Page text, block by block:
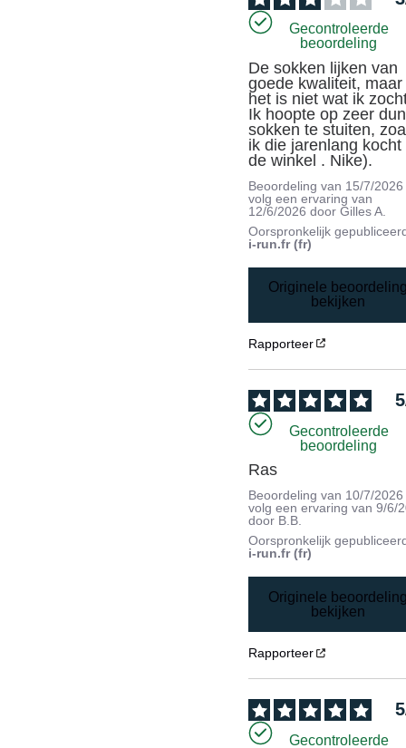
Gecontroleerde
beoordeling
De sokken lijken van
goede kwaliteit, maar
het is niet wat ik
Ik hoopte op zeer
sokken te stuiten,
ik die jarenlang kocht
de winkel . Nike).
Beoordeling van 15/7/2026
volg een ervaring van
12/6/2026 doorGilles A.
Oorspronkelijk
i-run.fr (fr)
Originele
bekijken
Rapporteer
5
Gecontroleerde
beoordeling
Ras
Beoordeling van 10/7/2026
volg een ervaring van9/6/
door B.B.
Oorspronkelijk
i-run.fr (fr)
Originele
bekijken
Rapporteer
5
Gecontroleerde